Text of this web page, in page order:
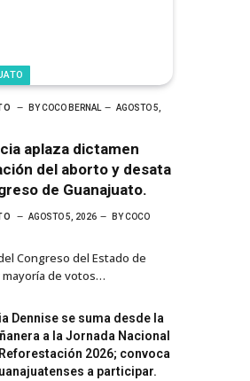
BYCOCO BERNAL
AGOSTO 5,
aplaza dictamen
del aborto y desata
de Guanajuato.
AGOSTO 5, 2026 BYCOCO
Congreso del Estado de
de votos…
Dennise se suma desde la
a la Jornada Nacional
2026; convoca
a participar.